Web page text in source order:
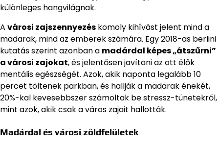
különleges hangvilágnak.
A városi zajszennyezés komoly kihívást jelent mind a
madarak, mind az emberek számára. Egy 2018-as berlini
kutatás szerint azonban a madárdal képes „átszűrni”
a városi zajokat, és jelentősen javítani az ott élők
mentális egészségét. Azok, akik naponta legalább 10
percet töltenek parkban, és hallják a madarak énekét,
20%-kal kevesebbszer számoltak be stressz-tünetekről,
mint azok, akik csak a város zajait hallották.
Madárdal és városi zöldfelületek